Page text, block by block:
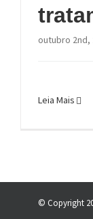
outubro 2nd,
Leia Mais
© Copyright